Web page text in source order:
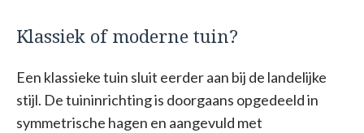
Klassiek of moderne tuin?
Een klassieke tuin sluit eerder aan bij de landelijke
stijl. De tuininrichting is doorgaans opgedeeld in
symmetrische hagen en aangevuld met